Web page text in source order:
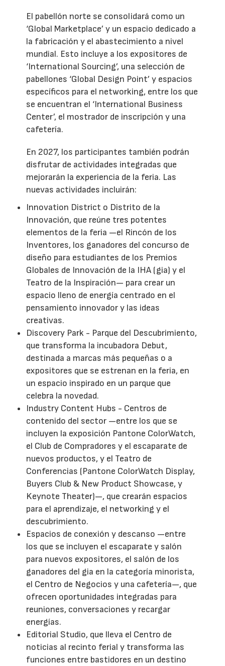
El pabellón norte se consolidará como un
‘Global Marketplace’ y un espacio dedicado a
la fabricación y el abastecimiento a nivel
mundial. Esto incluye a los expositores de
‘International Sourcing’, una selección de
pabellones ‘Global Design Point’ y espacios
específicos para el networking, entre los que
se encuentran el ‘International Business
Center’, el mostrador de inscripción y una
cafetería.
En 2027, los participantes también podrán
disfrutar de actividades integradas que
mejorarán la experiencia de la feria. Las
nuevas actividades incluirán:
Innovation District o Distrito de la
Innovación, que reúne tres potentes
elementos de la feria —el Rincón de los
Inventores, los ganadores del concurso de
diseño para estudiantes de los Premios
Globales de Innovación de la IHA (gia) y el
Teatro de la Inspiración— para crear un
espacio lleno de energía centrado en el
pensamiento innovador y las ideas
creativas.
Discovery Park - Parque del Descubrimiento,
que transforma la incubadora Debut,
destinada a marcas más pequeñas o a
expositores que se estrenan en la feria, en
un espacio inspirado en un parque que
celebra la novedad.
Industry Content Hubs - Centros de
contenido del sector —entre los que se
incluyen la exposición Pantone ColorWatch,
el Club de Compradores y el escaparate de
nuevos productos, y el Teatro de
Conferencias (Pantone ColorWatch Display,
Buyers Club & New Product Showcase, y
Keynote Theater)—, que crearán espacios
para el aprendizaje, el networking y el
descubrimiento.
Espacios de conexión y descanso —entre
los que se incluyen el escaparate y salón
para nuevos expositores, el salón de los
ganadores del gia en la categoría minorista,
el Centro de Negocios y una cafetería—, que
ofrecen oportunidades integradas para
reuniones, conversaciones y recargar
energías.
Editorial Studio, que lleva el Centro de
noticias al recinto ferial y transforma las
funciones entre bastidores en un destino